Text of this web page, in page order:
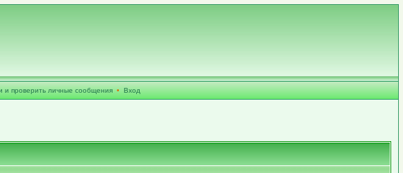
и проверить личные сообщения • Вход